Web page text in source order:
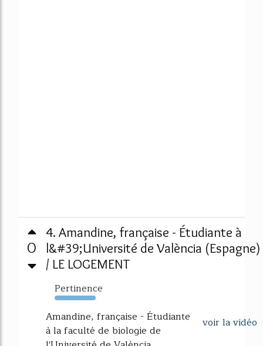
0
4. Amandine, française - Étudiante à
l&#39;Université de València (Espagne)
/ LE LOGEMENT
Pertinence
166%
voir la vidéo
Amandine, française - Étudiante
à la faculté de biologie de